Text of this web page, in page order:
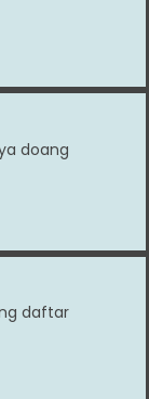
doang
daftar